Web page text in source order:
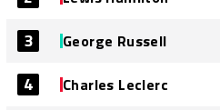
3 George Russell
4 Charles Leclerc